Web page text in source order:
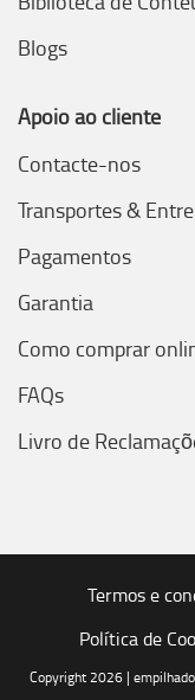
Blogs
Apoio ao cliente
Contacte-nos
Transportes &
Pagamentos
Garantia
Como comprar
FAQs
Livro de
Termos e
Política de
Copyright 2026 |